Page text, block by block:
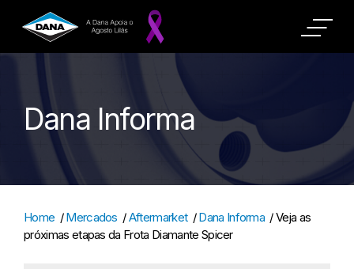
Dana Informa
Home /Mercados /Aftermarket /Dana Informa /Veja as
próximas etapas da Frota Diamante Spicer